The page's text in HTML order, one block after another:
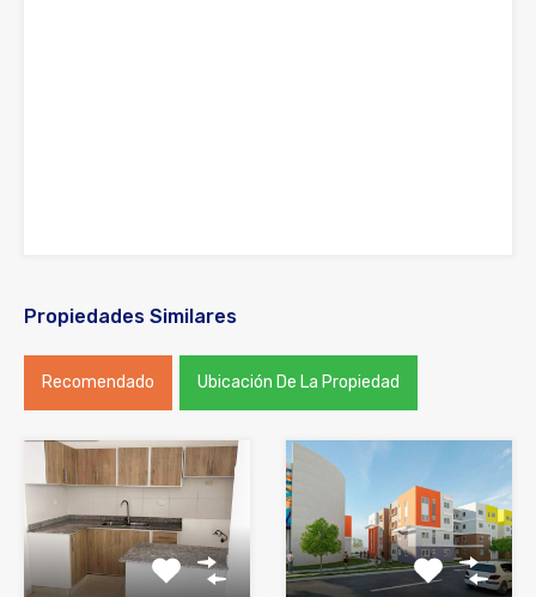
Propiedades Similares
Recomendado Ubicación De La Propiedad